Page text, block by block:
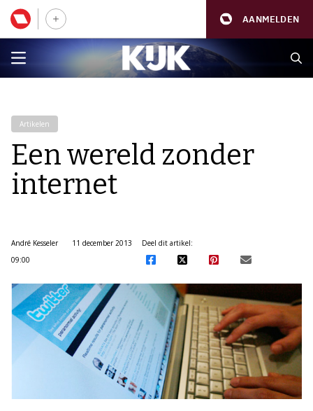
AANMELDEN
Artikelen
Een wereld zonder
internet
André Kesseler
11 december 2013
09:00
Deel dit artikel: